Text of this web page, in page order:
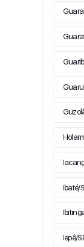
Ibaté/
Iepê/